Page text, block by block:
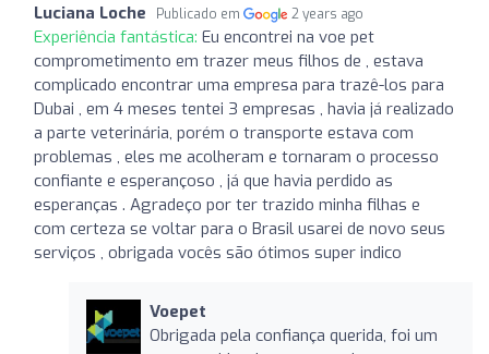
Luciana Loche Publicado em 2 years ago
Experiência fantástica: Eu encontrei na voe pet
comprometimento em trazer meus filhos de , estava
complicado encontrar uma empresa para trazê-los para
Dubai , em 4 meses tentei 3 empresas , havia já realizado
a parte veterinária, porém o transporte estava com
problemas , eles me acolheram e tornaram o processo
confiante e esperançoso , já que havia perdido as
esperanças . Agradeço por ter trazido minha filhas e
com certeza se voltar para o Brasil usarei de novo seus
serviços , obrigada vocês são ótimos super indico
Voepet
Obrigada pela confiança querida, foi um